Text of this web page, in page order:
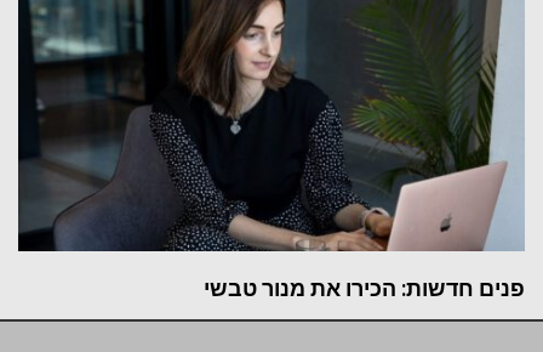
פנים חדשות: הכירו את מנור טבשי